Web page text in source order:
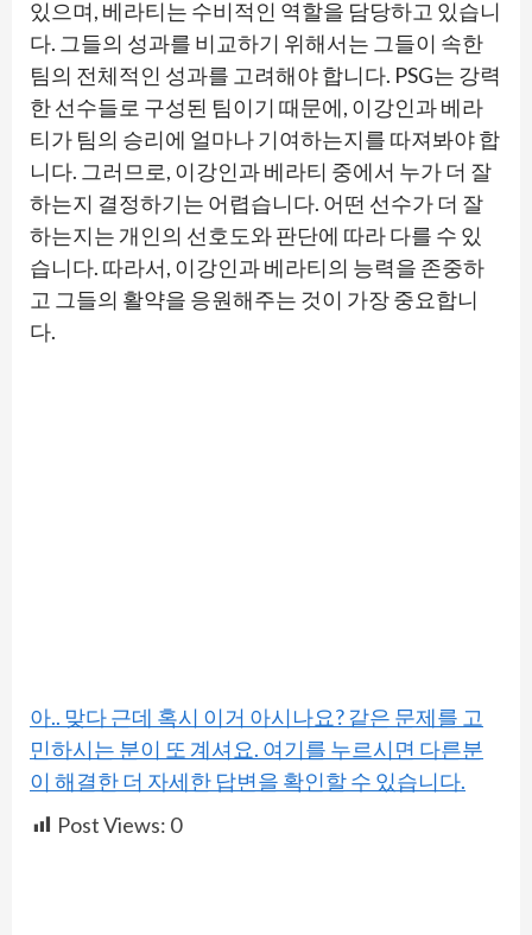
있으며, 베라티는 수비적인 역할을 담당하고 있습니
다. 그들의 성과를 비교하기 위해서는 그들이 속한
팀의 전체적인 성과를 고려해야 합니다. PSG는 강력
한 선수들로 구성된 팀이기 때문에, 이강인과 베라
티가 팀의 승리에 얼마나 기여하는지를 따져봐야 합
니다. 그러므로, 이강인과 베라티 중에서 누가 더 잘
하는지 결정하기는 어렵습니다. 어떤 선수가 더 잘
하는지는 개인의 선호도와 판단에 따라 다를 수 있
습니다. 따라서, 이강인과 베라티의 능력을 존중하
고 그들의 활약을 응원해주는 것이 가장 중요합니
다.
아.. 맞다 근데 혹시 이거 아시나요? 같은 문제를 고
민하시는 분이 또 계셔요. 여기를 누르시면 다른분
이 해결한 더 자세한 답변을 확인할 수 있습니다.
Post Views: 0